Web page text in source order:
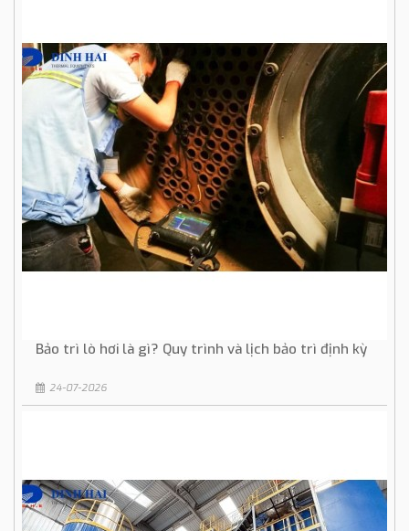
Bảo trì lò hơi là gì? Quy trình và lịch bảo trì định kỳ
24-07-2026